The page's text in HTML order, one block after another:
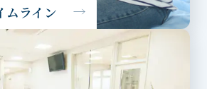
ムライン